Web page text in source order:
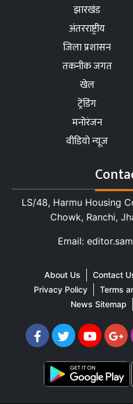
झारखंड
अंतरराष्ट्रीय
जिला प्रशासन
तकनीक जगत
खेल
ट्रेंडिंग
मनोरंजन
वीडियो न्यूज
LS/48, Harmu Housing
Chowk, Ranchi,
Email:
About Us Contact
Privacy Policy
Terms
News Sitemap